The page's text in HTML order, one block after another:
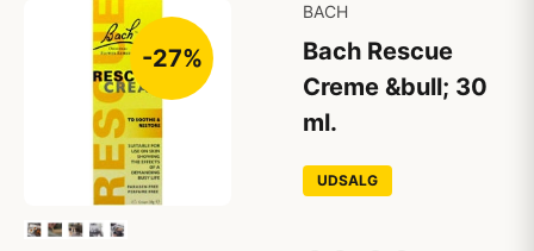
-27%
BACH
Bach Rescue
Creme &bull; 30
ml.
UDSALG